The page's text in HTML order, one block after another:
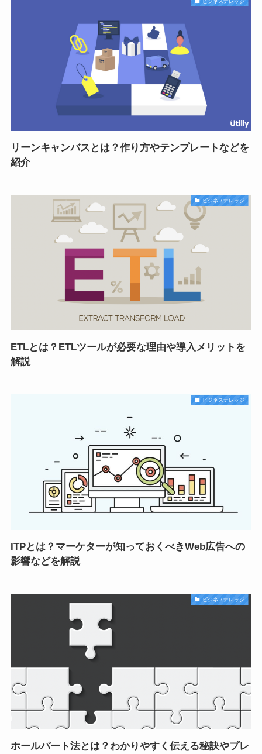
リーンキャンバスとは？作り方やテンプレートなどを
紹介
ビジネスナレッジ
ETLとは？ETLツールが必要な理由や導入メリットを
解説
ビジネスナレッジ
ITPとは？マーケターが知っておくべきWeb広告への
影響などを解説
ビジネスナレッジ
ホールパート法とは？わかりやすく伝える秘訣やプレ